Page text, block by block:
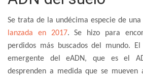
Se trata de la undécima especie de una
lanzada en 2017. Se hizo para
perdidos más buscados del mundo.
emergente del eADN, que es el
desprenden a medida que se mueven